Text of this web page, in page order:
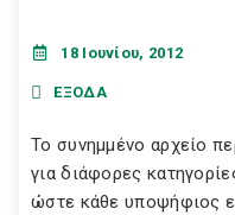
18 Ιουνίου, 2012
ΕΞΟΔΑ
Το συνημμένο αρχείο
για διάφορες
ώστε κάθε υποψήφιος